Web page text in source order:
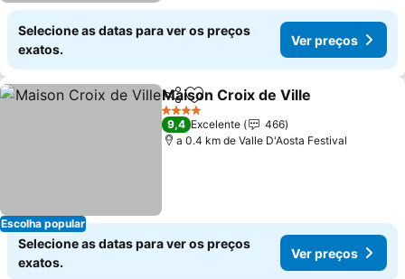
Selecione as datas para ver os preços
exatos.
Ver preços
Escolha popular
PartilharAdicionar aos favoritos
Maison Croix de Ville
4 Estrelas
9,4 Excelente
466
a 0.4 km de Valle D'Aosta Festival
Selecione as datas para ver os preços
exatos.
Ver preços